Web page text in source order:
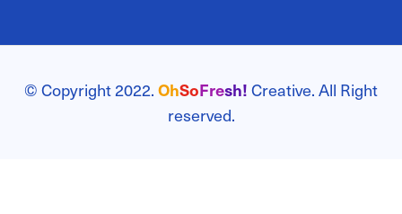
© Copyright 2022. OhSoFresh! Creative. All Right
reserved.